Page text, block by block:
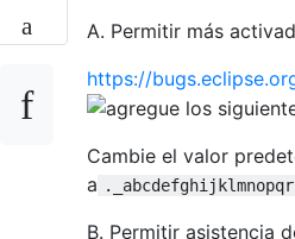
A. Permitir más
https://
Cambie el valor
a
B. Permitir asistencia